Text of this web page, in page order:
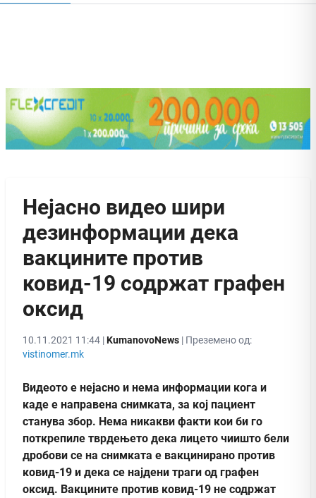
Нејасно видео шири
дезинформации дека
вакцините против
ковид-19 содржат графен
оксид
10.11.2021 11:44 |KumanovoNews | Преземено од:
vistinomer.mk
Видеото е нејасно и нема информации кога и
каде е направена снимката, за кој пациент
станува збор. Нема никакви факти кои би го
поткрепиле тврдењето дека лицето чиишто бели
дробови се на снимката е вакцинирано против
ковид-19 и дека се најдени траги од графен
оксид. Вакцините против ковид-19 не содржат